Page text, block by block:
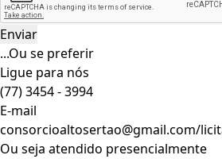
...Ou se preferir
Ligue para nós
(77) 3454 - 3994
E-mail
consorcioaltosertao@gmail.com/
Ou seja atendido presencialmente